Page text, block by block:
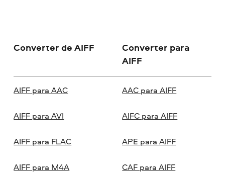
Converter de AIFF
Converter para
AIFF
AIFF para AAC
AIFF para AVI
AIFF para FLAC
AIFF para M4A
AAC para AIFF
AIFC para AIFF
APE para AIFF
CAF para AIFF